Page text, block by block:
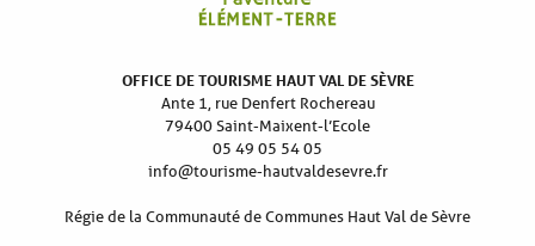
OFFICE DE TOURISME HAUT VAL DE SÈVRE
Ante 1, rue Denfert Rochereau
79400 Saint-Maixent-l’Ecole
05 49 05 54 05
info@tourisme-hautvaldesevre.fr
Régie de la Communauté de Communes Haut Val de Sèvre